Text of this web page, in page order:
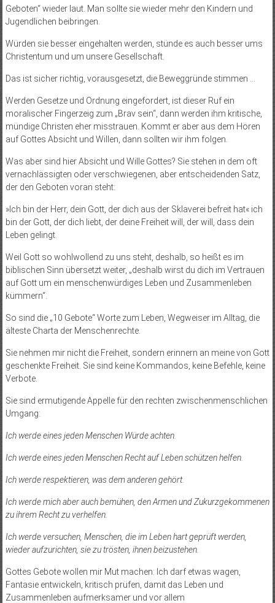
Geboten“ wieder laut. Man sollte sie wieder mehr den Kindern und
Jugendlichen beibringen.
Würden sie besser eingehalten werden, stünde es auch besser ums
Christentum und um unsere Gesellschaft.
Das ist sicher richtig, vorausgesetzt, die Beweggründe stimmen …
Werden Gesetze und Ordnung eingefordert, ist dieser Ruf ein
moralischer Fingerzeig zum „Brav sein“, dann werden ihm kritische,
mündige Christen eher misstrauen. Kommt er aber aus dem Hören
auf Gottes Absicht und Willen, dann sollten wir ihm folgen.
Was aber sind hier Absicht und Wille Gottes? Sie stehen in dem oft
vernachlässigten oder verschwiegenen, aber entscheidenden Satz,
der den Geboten voran steht:
»Ich bin der Herr, dein Gott, der dich aus der Sklaverei befreit hat« ich
bin der Gott, der dich liebt, der deine Freiheit will, der will, dass dein
Leben gelingt.
Weil Gott so wohlwollend zu uns steht, deshalb, so heißt es im
biblischen Sinn übersetzt weiter, „deshalb wirst du dich im Vertrauen
auf Gott um ein menschenwürdiges Leben und Zusammenleben
kümmern“.
So sind die „10 Gebote“ Worte zum Leben, Wegweiser im Alltag, die
älteste Charta der Menschenrechte.
Sie nehmen mir nicht die Freiheit, sondern erinnern an meine von Gott
geschenkte Freiheit. Sie sind keine Kommandos, keine Befehle, keine
Verbote.
Sie sind ermutigende Appelle für den rechten zwischenmenschlichen
Umgang:
Ich werde eines jeden Menschen Würde achten.
Ich werde eines jeden Menschen Recht auf Leben schützen helfen.
Ich werde respektieren, was dem anderen gehört.
Ich werde mich aber auch bemühen, den Armen und Zukurzgekommenen
zu ihrem Recht zu verhelfen.
Ich werde versuchen, Menschen, die im Leben hart geprüft werden,
wieder aufzurichten, sie zu trösten, ihnen beizustehen.
Gottes Gebote wollen mir Mut machen: Ich darf etwas wagen,
Fantasie entwickeln, kritisch prüfen, damit das Leben und
Zusammenleben aufmerksamer und vor allem